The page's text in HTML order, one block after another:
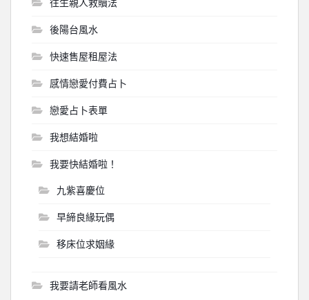
後陽台風水
快速售屋租屋法
感情戀愛付費占卜
戀愛占卜表單
我想結婚啦
我要快結婚啦！
九紫喜慶位
早締良緣玩偶
移床位求姻緣
我要請老師看風水